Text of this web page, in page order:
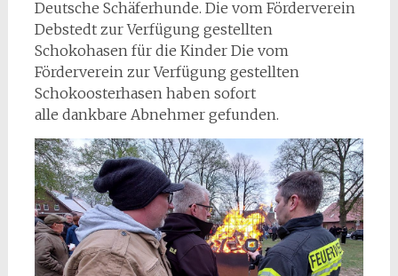
Deutsche Schäferhunde. Die vom Förderverein
Debstedt zur Verfügung gestellten
Schokohasen für die Kinder Die vom
Förderverein zur Verfügung gestellten
Schokoosterhasen haben sofort
alle dankbare Abnehmer gefunden.